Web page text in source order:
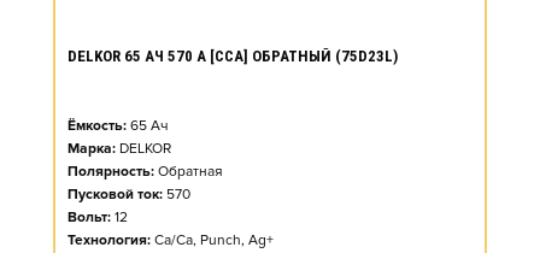
DELKOR 65 АЧ 570 А [CCA] ОБРАТНЫЙ (75D23L)
Ёмкость: 65 Ач
Марка: DELKOR
Полярность: Обратная
Пусковой ток: 570
Вольт: 12
Технология: Ca/Ca, Punch, Ag+